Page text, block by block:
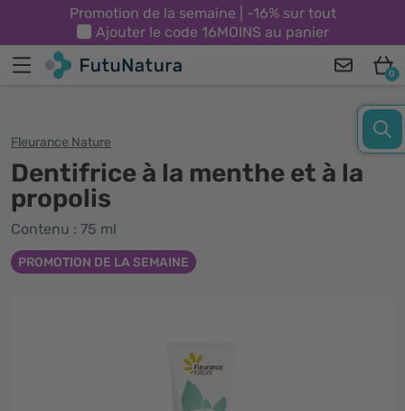
Promotion de la semaine | -16% sur tout
Ajouter le code 16MOINS au panier
0
Fleurance Nature
Dentifrice à la menthe et à la
propolis
Contenu : 75 ml
PROMOTION DE LA SEMAINE